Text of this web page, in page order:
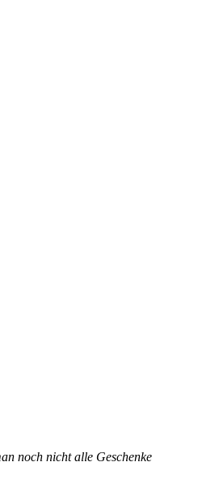
noch nicht alle Geschenke